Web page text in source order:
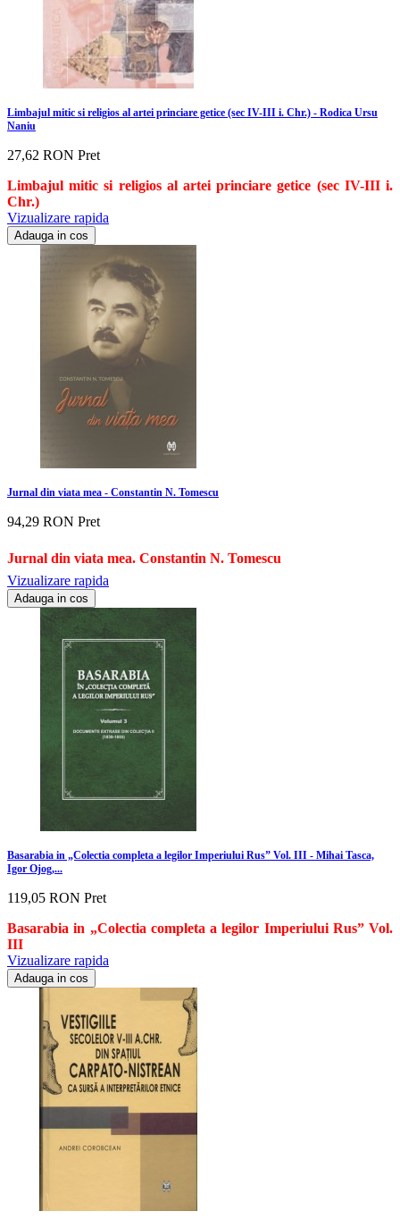
Limbajul mitic si religios al artei princiare getice (sec IV-III i. Chr.) - Rodica Ursu
Naniu
27,62 RON Pret
Limbajul mitic si religios al artei princiare getice (sec IV-III i.
Chr.)
Vizualizare rapida
Adauga in cos
Jurnal din viata mea - Constantin N. Tomescu
94,29 RON Pret
Jurnal din viata mea. Constantin N. Tomescu
Vizualizare rapida
Adauga in cos
Basarabia in „Colectia completa a legilor Imperiului Rus” Vol. III - Mihai Tasca,
Igor Ojog,...
119,05 RON Pret
Basarabia in „Colectia completa a legilor Imperiului Rus” Vol.
III
Vizualizare rapida
Adauga in cos